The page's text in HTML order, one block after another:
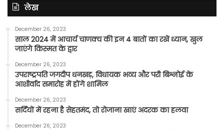
लेख
December 26, 2023
साल 2024 में आचार्य चाणक्य की इन 4 बातों का रखें ध्यान, खुल
जाएंगे किस्मत के द्वार
December 26, 2023
उपराष्ट्रपति जगदीप धनखड़, विधायक भव्य और परी बिश्नोई के
आशीर्वाद समारोह में होंगे शामिल
December 26, 2023
सर्दियों में रहना है सेहतमंद, तो रोजाना खाएं अदरक का हलवा
December 26, 2023